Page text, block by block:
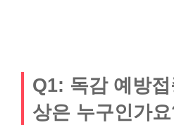
Q1: 독감 예방
상은 누구인가